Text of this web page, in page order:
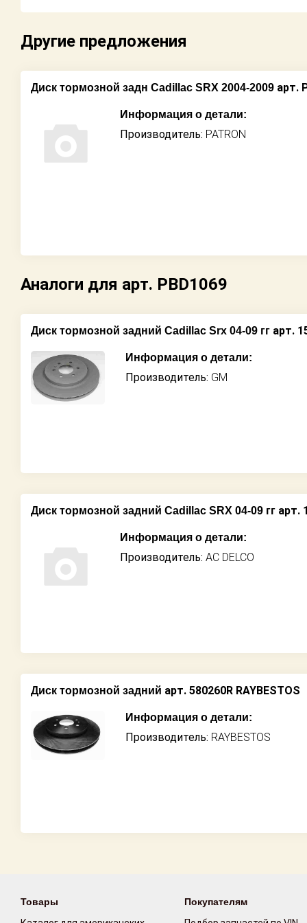
Поставщикам
Партнерство и
Другие предложения
Диск тормозной задн Cadillac SRX 2004-2009 арт.
Информация о детали:
Производитель: PATRON
Аналоги для арт. PBD1069
Диск тормозной задний Cadillac Srx 04-09 гг арт.
Информация о детали:
Производитель: GM
Диск тормозной задний Cadillac SRX 04-09 гг арт.
Информация о детали:
Производитель: AC DELCO
Диск тормозной задний арт. 580260R RAYBESTOS
Информация о детали:
Производитель: RAYBESTOS
Товары
Покупателям